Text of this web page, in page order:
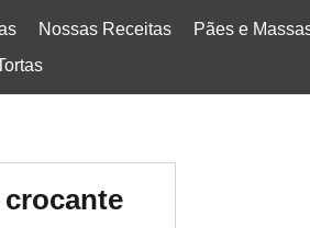
Nossas Receitas Pães e